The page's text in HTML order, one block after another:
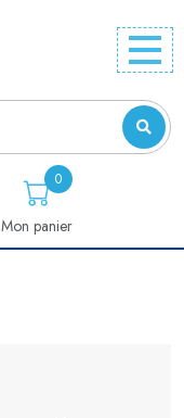
Mon panier
0